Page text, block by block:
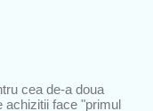
cea de-a doua
achizitii face "primul